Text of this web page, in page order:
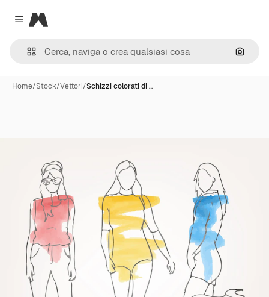
Close menu
Magnific
Cerca
Home/Stock/Vettori/Schizzi colorati di …